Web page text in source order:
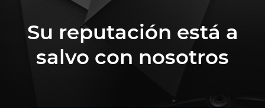
Su reputación está a
salvo con nosotros